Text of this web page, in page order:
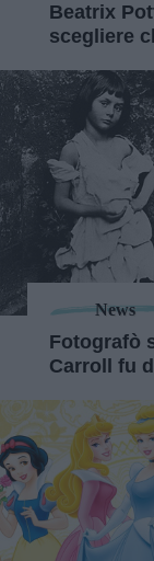
Beatrix
scegliere
News
Fotografò
Carroll fu